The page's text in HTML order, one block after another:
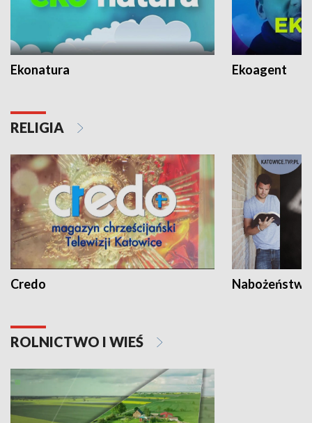
Ekonatura Ekoagent
RELIGIA
Credo
ROLNICTWO I WIEŚ